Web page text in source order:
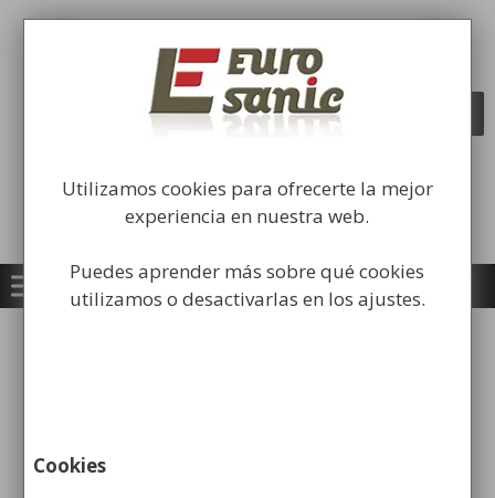
Saltar
Fabricación y comercialización de
equipamiento para la higiene industrial
Búsqueda
de
¡OFERTA!
Utilizamos cookies para ofrecerte la mejor
experiencia en nuestra web.
Puedes aprender más sobre qué cookies
utilizamos o desactivarlas en los ajustes.
Cookies